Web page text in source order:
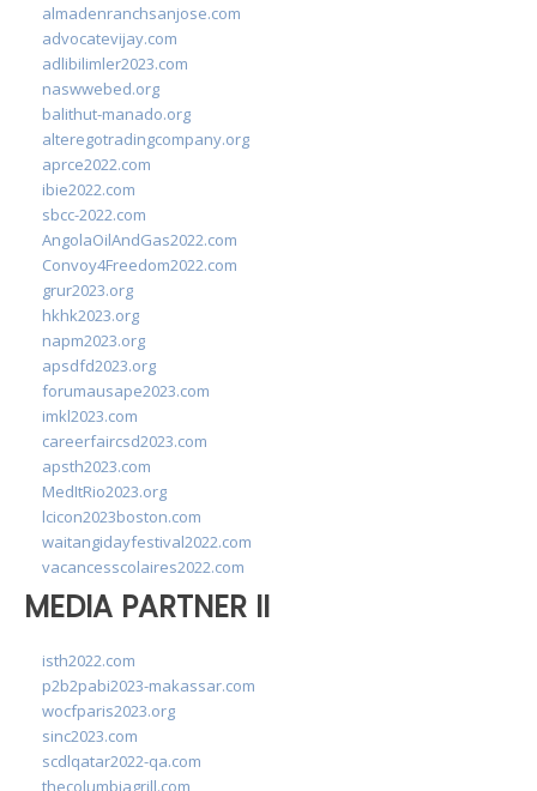
almadenranchsanjose.com
advocatevijay.com
adlibilimler2023.com
naswwebed.org
balithut-manado.org
alteregotradingcompany.org
aprce2022.com
ibie2022.com
sbcc-2022.com
AngolaOilAndGas2022.com
Convoy4Freedom2022.com
grur2023.org
hkhk2023.org
napm2023.org
apsdfd2023.org
forumausape2023.com
imkl2023.com
careerfaircsd2023.com
apsth2023.com
MedItRio2023.org
lcicon2023boston.com
waitangidayfestival2022.com
vacancesscolaires2022.com
MEDIA PARTNER II
isth2022.com
p2b2pabi2023-makassar.com
wocfparis2023.org
sinc2023.com
scdlqatar2022-qa.com
thecolumbiagrill.com